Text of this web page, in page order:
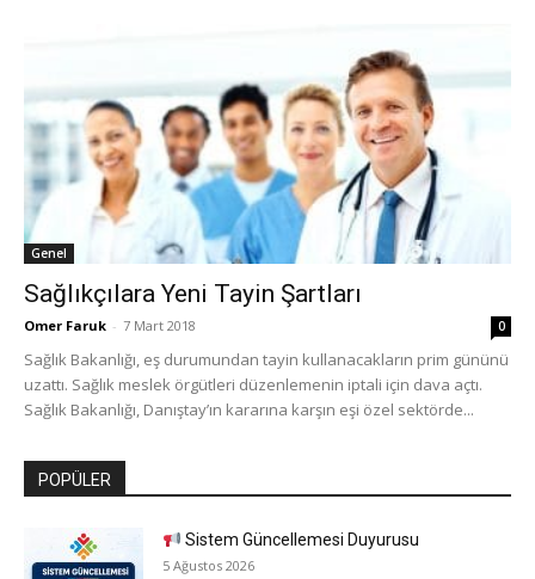
Genel
Sağlıkçılara Yeni Tayin Şartları
Omer Faruk - 7 Mart 2018 0
Sağlık Bakanlığı, eş durumundan tayin kullanacakların prim gününü
uzattı. Sağlık meslek örgütleri düzenlemenin iptali için dava açtı.
Sağlık Bakanlığı, Danıştay’ın kararına karşın eşi özel sektörde...
POPÜLER
Sistem Güncellemesi Duyurusu
5 Ağustos 2026